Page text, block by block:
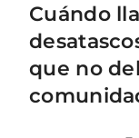
Cuándo
que no